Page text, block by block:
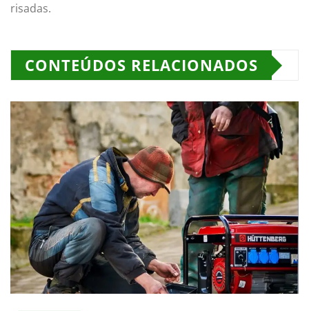
risadas.
CONTEÚDOS RELACIONADOS